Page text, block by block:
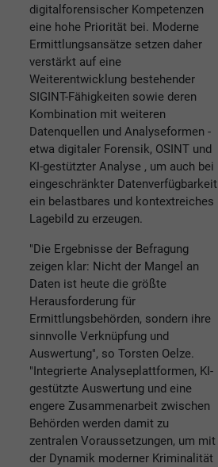
digitalforensischer Kompetenzen
eine hohe Priorität bei. Moderne
Ermittlungsansätze setzen daher
verstärkt auf eine
Weiterentwicklung bestehender
SIGINT-Fähigkeiten sowie deren
Kombination mit weiteren
Datenquellen und Analyseformen -
etwa digitaler Forensik, OSINT und
KI-gestützter Analyse , um auch bei
eingeschränkter Datenverfügbarkeit
ein belastbares und kontextreiches
Lagebild zu erzeugen.
"Die Ergebnisse der Befragung
zeigen klar: Nicht der Mangel an
Daten ist heute die größte
Herausforderung für
Ermittlungsbehörden, sondern ihre
sinnvolle Verknüpfung und
Auswertung", so Torsten Oelze.
"Integrierte Analyseplattformen, KI-
gestützte Auswertung und eine
engere Zusammenarbeit zwischen
Behörden werden damit zu
zentralen Voraussetzungen, um mit
der Dynamik moderner Kriminalität